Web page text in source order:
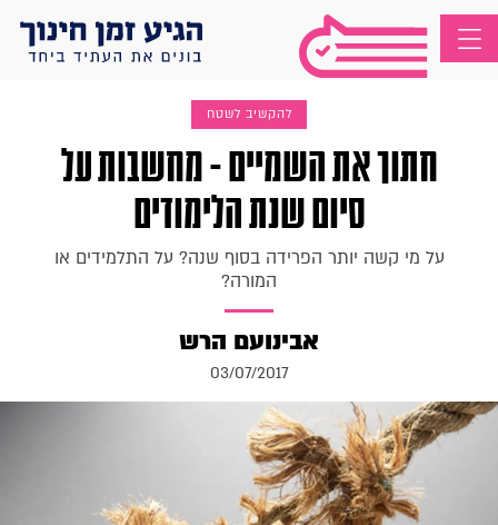
להקשיב לשטח
חתוך את השמיים - מחשבות על
סיום שנת הלימודים
על מי קשה יותר הפרידה בסוף שנה? על התלמידים או
המורה?
אבינועם הרש
03/07/2017